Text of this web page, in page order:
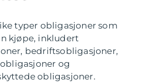
typer obligasjoner som
kjøpe, inkludert
bedriftsobligasjoner,
og
obligasjoner.